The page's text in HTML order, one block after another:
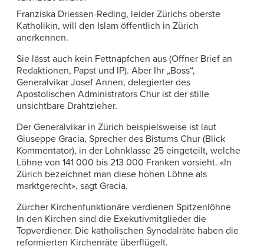
Franziska Driessen-Reding, leider Zürichs oberste
Katholikin, will den Islam öffentlich in Zürich
anerkennen.
Sie lässt auch kein Fettnäpfchen aus (Offner Brief an
Redaktionen, Papst und IP). Aber Ihr „Boss“,
Generalvikar Josef Annen, delegierter des
Apostolischen Administrators Chur ist der stille
unsichtbare Drahtzieher.
Der Generalvikar in Zürich beispielsweise ist laut
Giuseppe Gracia, Sprecher des Bistums Chur (Blick
Kommentator), in der Lohnklasse 25 eingeteilt, welche
Löhne von 141 000 bis 213 000 Franken vorsieht. «In
Zürich bezeichnet man diese hohen Löhne als
marktgerecht», sagt Gracia.
Zürcher Kirchenfunktionäre verdienen Spitzenlöhne
In den Kirchen sind die Exekutivmitglieder die
Topverdiener. Die katholischen Synodalräte haben die
reformierten Kirchenräte überflügelt.